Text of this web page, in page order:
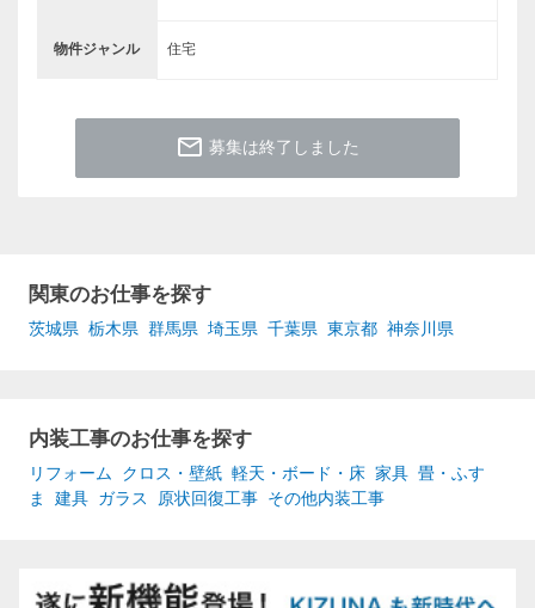
物件ジャンル 住宅
mail_outline 募集は終了しました
関東のお仕事を探す
茨城県 栃木県 群馬県 埼玉県 千葉県 東京都 神奈川県
内装工事のお仕事を探す
リフォーム クロス・壁紙 軽天・ボード・床 家具 畳・ふす
ま
建具 ガラス 原状回復工事 その他内装工事